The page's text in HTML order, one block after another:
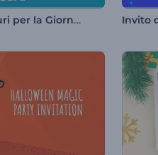
Biglietto d'auguri per la Giornata dei bambini Invito